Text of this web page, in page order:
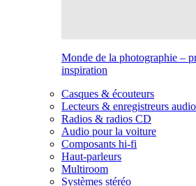
Monde de la photographie –
inspiration
Casques & écouteurs
Lecteurs & enregistreurs audio
Radios & radios CD
Audio pour la voiture
Composants hi-fi
Haut-parleurs
Multiroom
Systèmes stéréo